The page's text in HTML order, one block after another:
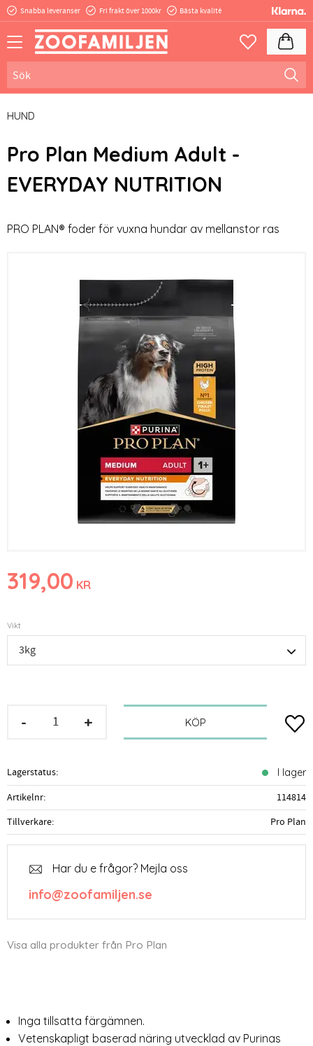
Snabba leveranser Fri frakt över 1000kr Bästa kvalité
Favoriter
HUND
Pro Plan Medium Adult -
EVERYDAY NUTRITION
PRO PLAN® foder för vuxna hundar av mellanstor ras
319,00 KR
Vikt
+
- KÖP
Lagerstatus I lager
Artikelnr
114814
Tillverkare
Pro Plan
Har du e frågor? Mejla oss
info@zoofamiljen.se
Visa alla produkter från Pro Plan
Inga tillsatta färgämnen.
Vetenskapligt baserad näring utvecklad av Purinas